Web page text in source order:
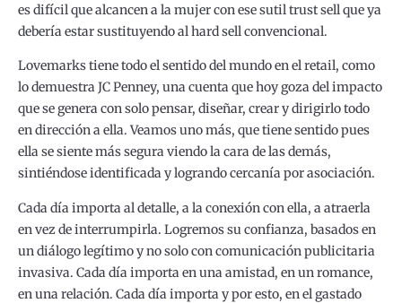
es difícil que alcancen a la mujer con ese sutil trust sell que ya
debería estar sustituyendo al hard sell convencional.
Lovemarks tiene todo el sentido del mundo en el retail, como
lo demuestra JC Penney, una cuenta que hoy goza del impacto
que se genera con solo pensar, diseñar, crear y dirigirlo todo
en dirección a ella. Veamos uno más, que tiene sentido pues
ella se siente más segura viendo la cara de las demás,
sintiéndose identificada y logrando cercanía por asociación.
Cada día importa al detalle, a la conexión con ella, a atraerla
en vez de interrumpirla. Logremos su confianza, basados en
un diálogo legítimo y no solo con comunicación publicitaria
invasiva. Cada día importa en una amistad, en un romance,
en una relación. Cada día importa y por esto, en el gastado